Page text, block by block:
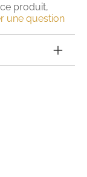
produit,
une question